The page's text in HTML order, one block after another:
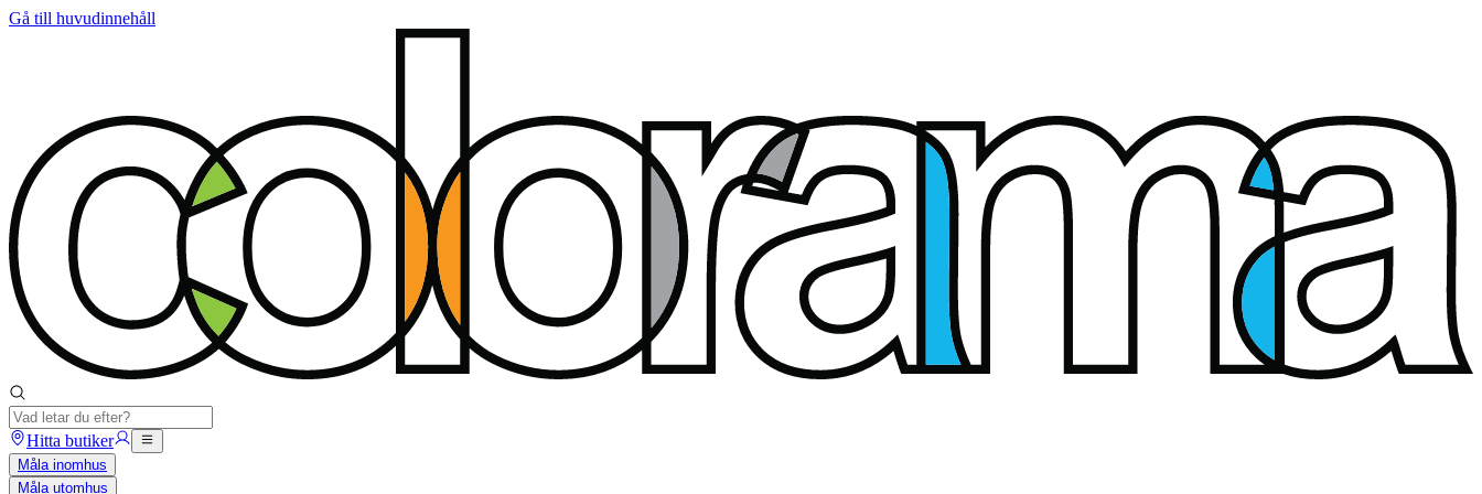
Gå till huvudinnehåll
Hitta butiker
Måla inomhus
Måla utomhus